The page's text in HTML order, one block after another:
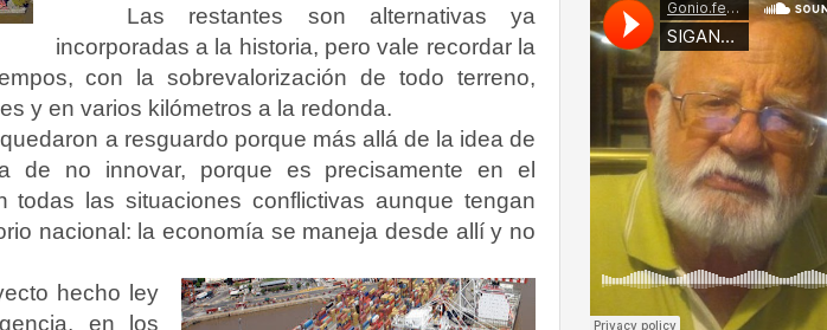
Las restantes son alternativas ya
incorporadas a la historia, pero vale recordar la
con la sobrevalorización de todo terreno,
y en varios kilómetros a la redonda.
a resguardo porque más allá de la idea de
de no innovar, porque es precisamente en el
todas las situaciones conflictivas aunque tengan
nacional: la economía se maneja desde allí y no
hecho ley
en los